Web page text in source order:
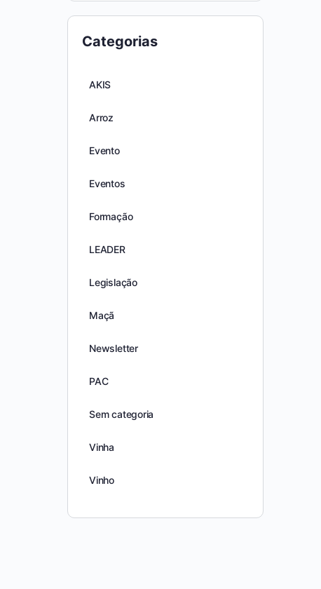
Categorias
AKIS
Arroz
Evento
Eventos
Formação
LEADER
Legislação
Maçã
Newsletter
PAC
Sem categoria
Vinha
Vinho